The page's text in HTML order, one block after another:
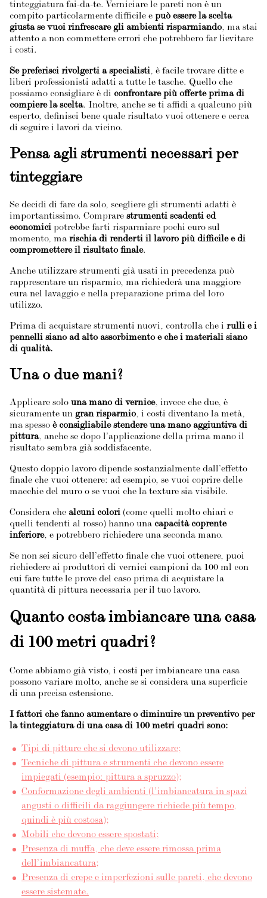
tinteggiatura fai-da-te. Verniciare le pareti non è un
compito particolarmente difficile e può essere la scelta
giusta se vuoi rinfrescare gli ambienti risparmiando, ma stai
attento a non commettere errori che potrebbero far lievitare
i costi.
Se preferisci rivolgerti a specialisti, è facile trovare ditte e
liberi professionisti adatti a tutte le tasche. Quello che
possiamo consigliare è di confrontare più offerte prima di
compiere la scelta. Inoltre, anche se ti affidi a qualcuno più
esperto, definisci bene quale risultato vuoi ottenere e cerca
di seguire i lavori da vicino.
Pensa agli strumenti necessari per
tinteggiare
Se decidi di fare da solo, scegliere gli strumenti adatti è
importantissimo. Comprare strumenti scadenti ed
economici potrebbe farti risparmiare pochi euro sul
momento, ma rischia di renderti il lavoro più difficile e di
compromettere il risultato finale.
Anche utilizzare strumenti già usati in precedenza può
rappresentare un risparmio, ma richiederà una maggiore
cura nel lavaggio e nella preparazione prima del loro
utilizzo.
Prima di acquistare strumenti nuovi, controlla che i rulli e i
pennelli siano ad alto assorbimento e che i materiali siano
di qualità.
Una o due mani?
Applicare solo una mano di vernice, invece che due, è
sicuramente un gran risparmio, i costi diventano la metà,
ma spesso è consigliabile stendere una mano aggiuntiva di
pittura, anche se dopo l’applicazione della prima mano il
risultato sembra già soddisfacente.
Questo doppio lavoro dipende sostanzialmente dall’effetto
finale che vuoi ottenere: ad esempio, se vuoi coprire delle
macchie del muro o se vuoi che la texture sia visibile.
Considera che alcuni colori (come quelli molto chiari e
quelli tendenti al rosso) hanno una capacità coprente
inferiore, e potrebbero richiedere una seconda mano.
Se non sei sicuro dell’effetto finale che vuoi ottenere, puoi
richiedere ai produttori di vernici campioni da 100 ml con
cui fare tutte le prove del caso prima di acquistare la
quantità di pittura necessaria per il tuo lavoro.
Quanto costa imbiancare una casa
di 100 metri quadri?
Come abbiamo già visto, i costi per imbiancare una casa
possono variare molto, anche se si considera una superficie
di una precisa estensione.
I fattori che fanno aumentare o diminuire un preventivo per
la tinteggiatura di una casa di 100 metri quadri sono:
Tipi di pitture che si devono utilizzare;
Tecniche di pittura e strumenti che devono essere
impiegati (esempio: pittura a spruzzo);
Conformazione degli ambienti (l’imbiancatura in spazi
angusti o difficili da raggiungere richiede più tempo,
quindi è più costosa);
Mobili che devono essere spostati;
Presenza di muffa, che deve essere rimossa prima
dell’imbiancatura;
Presenza di crepe e imperfezioni sulle pareti, che devono
essere sistemate.